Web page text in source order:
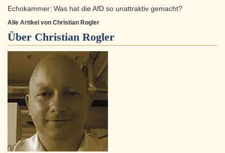
Echokammer: Was hat die AfD so unattraktiv gemacht?
Alle Artikel von Christian Rogler
Über Christian Rogler